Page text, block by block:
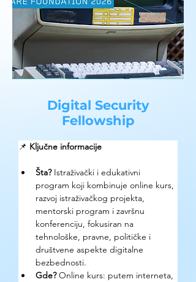
Digital Security
Fellowship
📌 Ključne informacije
Šta? Istraživački i edukativni
program koji kombinuje online kurs,
razvoj istraživačkog projekta,
mentorski program i završnu
konferenciju, fokusiran na
tehnološke, pravne, političke i
društvene aspekte digitalne
bezbednosti.
Gde? Online kurs: putem interneta,